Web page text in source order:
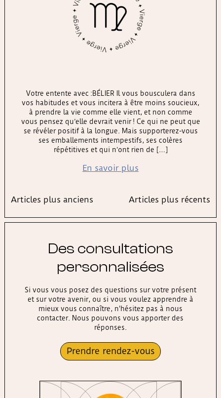
Votre entente avec :BÉLIER Il vous bousculera dans
vos habitudes et vous incitera à être moins soucieux,
à prendre la vie comme elle vient, et non comme
vous pensez qu’elle devrait venir ! Ce qui ne peut que
se révéler positif à la longue. Mais supporterez-vous
ses emballements intempestifs, ses colères
répétitives et qui n’ont rien de […]
En savoir plus
Navigation
des
articles
Articles plus anciens Articles plus récents
Des consultations
personnalisées
Si vous vous posez des questions sur votre présent
et sur votre avenir, ou si vous voulez apprendre à
mieux vous connaître, n'hésitez pas à nous
contacter. Nous pouvons vous apporter des
réponses.
Prendre rendez-vous